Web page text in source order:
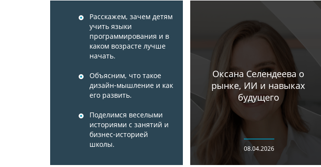
Расскажем, зачем детям
учить языки
программирования и в
каком возрасте лучше
начать.
Объясним, что такое
дизайн-мышление и как
его развить.
Поделимся веселыми
историями с занятий и
бизнес-историей
школы.
Оксана Селендеева о
рынке, ИИ и навыках
будущего
08.04.2026